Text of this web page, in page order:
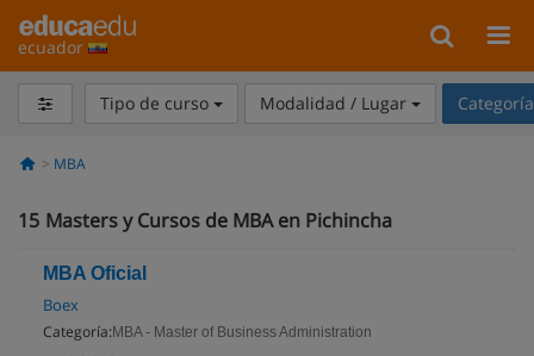
ecuador
Tipo de curso Modalidad / Lugar
MBA
15 Masters y Cursos de MBA en Pichincha
MBA Oficial
Boex
Categoría: MBA - Master of Business Administration